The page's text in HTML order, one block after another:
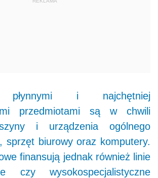
płynnymi i najchętniej
przedmiotami są w chwili
i urządzenia ogólnego
sprzęt biurowy oraz komputery.
finansują jednak również linie
czy wysokospecjalistyczne